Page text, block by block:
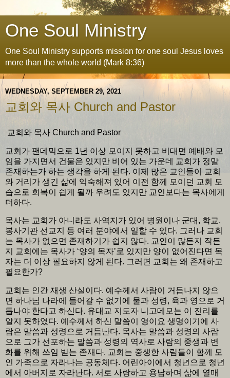
One Soul Ministry
One Soul Ministry supports mission for one soul Jesus loves
more than the whole world (Mark 8:36)
WEDNESDAY, SEPTEMBER 29, 2021
교회와 목사 Church and Pastor
교회와 목사 Church and Pastor
교회가 팬데믹으로 1년 이상 모이지 못하고 비대면 예배와 모
임을 가지면서 건물은 있지만 비어 있는 가운데 교회가 정말
존재하는가 하는 생각을 하게 된다. 이제 많은 교인들이 교회
와 거리가 생긴 삶에 익숙해져 있어 이전 함께 모이던 교회 모
습으로 회복이 쉽게 될까 우려도 있지만 교인보다는 목사에게
더하다.
목사는 교회가 아니라도 사역지가 있어 병원이나 군대, 학교,
봉사기관 선교지 등 여러 분야에서 일할 수 있다. 그러나 교회
는 목사가 없으면 존재하기가 쉽지 않다. 교인이 많든지 작든
지 교회에는 목사가 ‘양의 목자’로 있지만 양이 없어진다면 목
자는 더 이상 필요하지 않게 된다. 그러면 교회는 왜 존재하고
필요한가?
교회는 인간 재생 산실이다. 예수께서 사람이 거듭나지 않으
면 하나님 나라에 들어갈 수 없기에 물과 성령, 육과 영으로 거
듭나야 한다고 하신다. 유대교 지도자 니고데모는 이 진리를
알지 못하였다. 예수께서 하신 말씀이 영이요 생명이기에 사
람은 말씀과 성령으로 거듭난다. 목사는 말씀과 성령의 사람
으로 그가 선포하는 말씀과 성령의 역사로 사람의 중생과 변
화를 위해 쓰임 받는 존재다. 교회는 중생한 사람들이 함께 모
인 가족으로 자라나는 공동체다. 어린아이에서 청년으로 청년
에서 아버지로 자라난다. 서로 사랑하고 용납하며 삶에 열매